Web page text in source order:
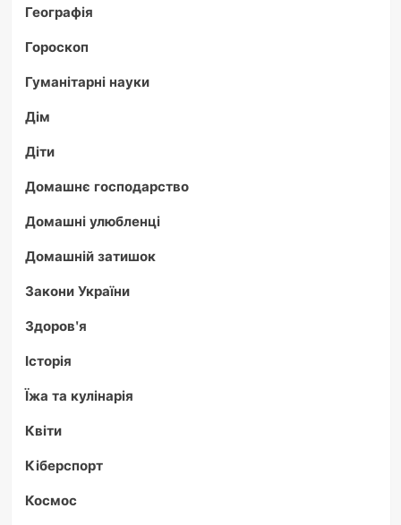
Географія
Гороскоп
Гуманітарні науки
Дім
Діти
Домашнє господарство
Домашні улюбленці
Домашній затишок
Закони України
Здоров'я
Історія
Їжа та кулінарія
Квіти
Кіберспорт
Космос